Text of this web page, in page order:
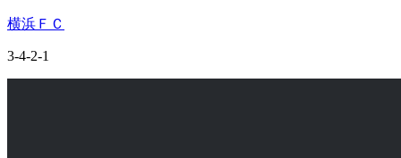
横浜ＦＣ
3-4-2-1